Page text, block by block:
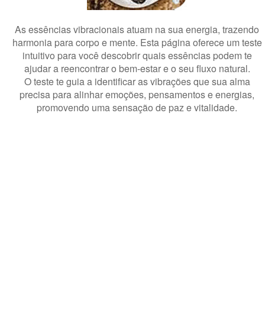
As essências vibracionais atuam na sua energia, trazendo
harmonia para corpo e mente. Esta página oferece um teste
intuitivo para você descobrir quais essências podem te
ajudar a reencontrar o bem-estar e o seu fluxo natural.
O teste te guia a identificar as vibrações que sua alma
precisa para alinhar emoções, pensamentos e energias,
promovendo uma sensação de paz e vitalidade.